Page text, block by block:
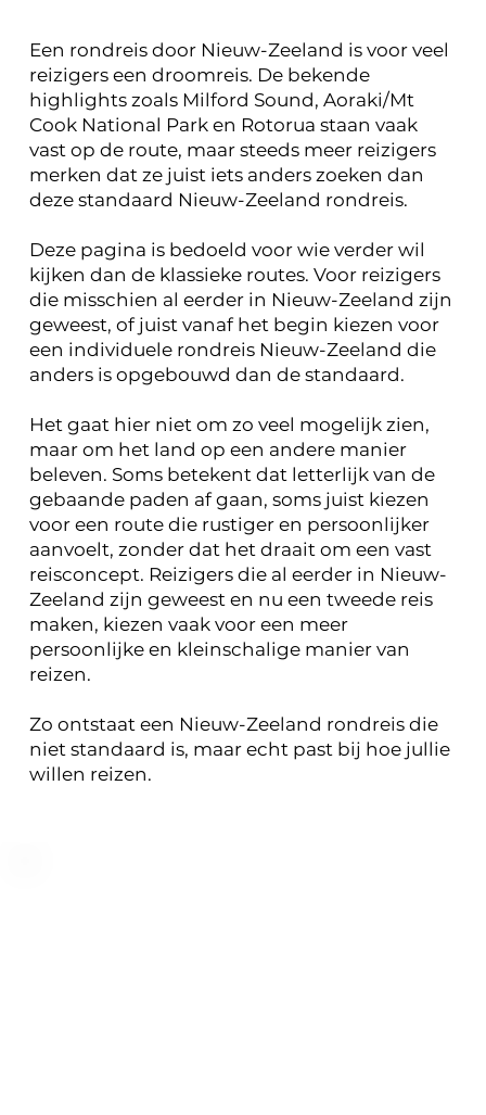
Een rondreis door Nieuw-Zeeland is voor veel
reizigers een droomreis. De bekende
highlights zoals Milford Sound, Aoraki/Mt
Cook National Park en Rotorua staan vaak
vast op de route, maar steeds meer reizigers
merken dat ze juist iets anders zoeken dan
deze standaard Nieuw-Zeeland rondreis.
Deze pagina is bedoeld voor wie verder wil
kijken dan de klassieke routes. Voor reizigers
die misschien al eerder in Nieuw-Zeeland zijn
geweest, of juist vanaf het begin kiezen voor
een individuele rondreis Nieuw-Zeeland die
anders is opgebouwd dan de standaard.
Het gaat hier niet om zo veel mogelijk zien,
maar om het land op een andere manier
beleven. Soms betekent dat letterlijk van de
gebaande paden af gaan, soms juist kiezen
voor een route die rustiger en persoonlijker
aanvoelt, zonder dat het draait om een vast
reisconcept. Reizigers die al eerder in Nieuw-
Zeeland zijn geweest en nu een tweede reis
maken, kiezen vaak voor een meer
persoonlijke en kleinschalige manier van
reizen.
Zo ontstaat een Nieuw-Zeeland rondreis die
niet standaard is, maar echt past bij hoe jullie
willen reizen.